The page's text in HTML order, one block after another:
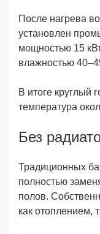
После нагрева
установлен
мощностью 15
влажностью
В итоге круглый
температура
Без
Традиционных
полностью
полов.
как отоплением,